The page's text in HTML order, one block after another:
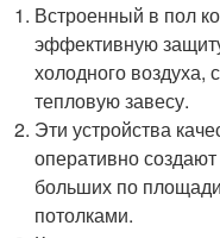
Встроенный в пол
эффективную
холодного воздуха,
тепловую завесу.
Эти устройства
оперативно
больших по
потолками.